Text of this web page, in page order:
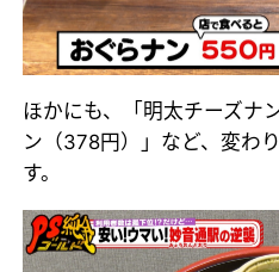
ほかにも、「明太チーズナ
ン（378円）」など、変わ
す。